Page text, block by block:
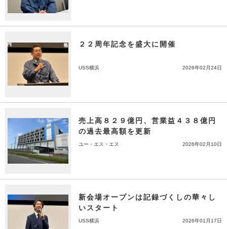
２２周年記念を盛大に開催
USS横浜 2026年02月24日
売上高８２９億円、営業益４３８億円
の過去最高額を更新
ユー・エス・エス 2026年02月10日
新会場オープンは記録づくしの華々し
いスタート
USS横浜 2026年01月17日